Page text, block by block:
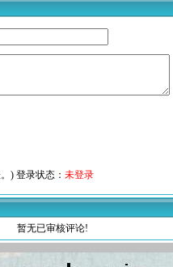
) 登录状态： 未登录
暂无已审核评论!